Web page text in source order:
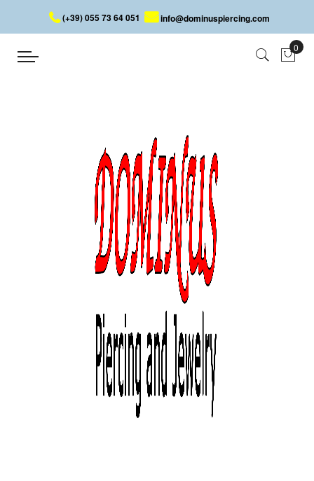
(+39) 055 73 64 051 info@dominuspiercing.com
LABRET CON CRISTALLI
LABRET CON CRISTALLI